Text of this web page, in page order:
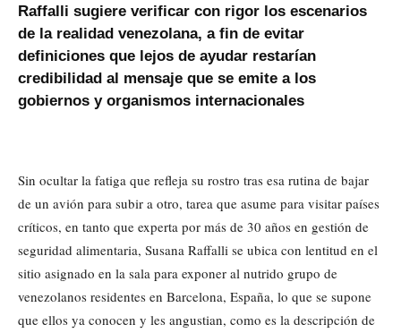
Raffalli sugiere verificar con rigor los escenarios
de la realidad venezolana, a fin de evitar
definiciones que lejos de ayudar restarían
credibilidad al mensaje que se emite a los
gobiernos y organismos internacionales
Sin ocultar la fatiga que refleja su rostro tras esa rutina de bajar
de un avión para subir a otro, tarea que asume para visitar países
críticos, en tanto que experta por más de 30 años en gestión de
seguridad alimentaria, Susana Raffalli se ubica con lentitud en el
sitio asignado en la sala para exponer al nutrido grupo de
venezolanos residentes en Barcelona, España, lo que se supone
que ellos ya conocen y les angustian, como es la descripción de